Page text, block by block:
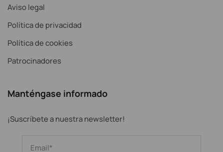
Aviso legal
Política de privacidad
Política de cookies
Patrocinadores
Manténgase informado
¡Suscríbete a nuestra newsletter!